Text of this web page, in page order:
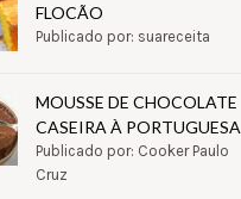
FLOCÃO
Publicado por: suareceita
MOUSSE DE CHOCOLATE
CASEIRA À PORTUGUESA
Publicado por: Cooker Paulo
Cruz